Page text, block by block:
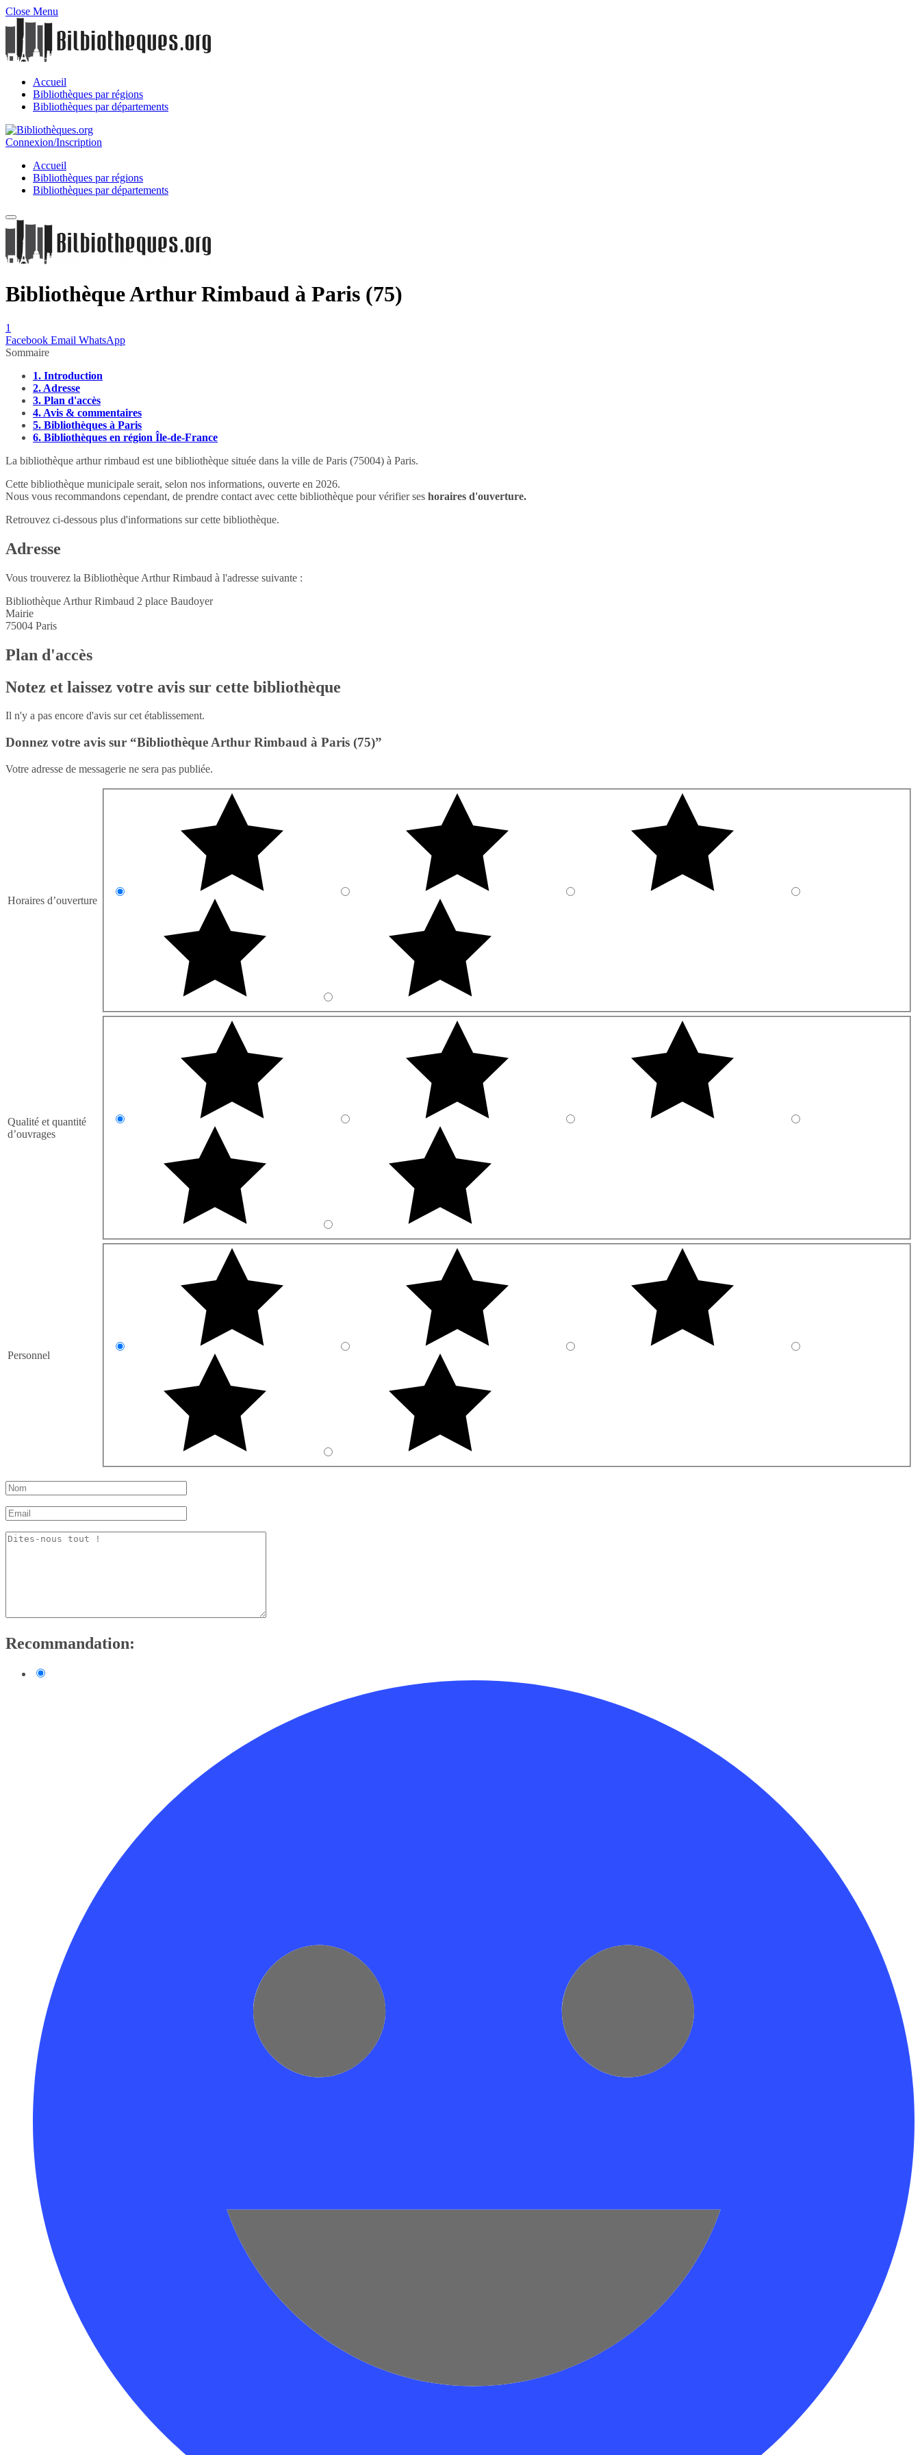
Close Menu
Accueil
Bibliothèques par régions
Bibliothèques par départements
Connexion/Inscription
Accueil
Bibliothèques par régions
Bibliothèques par départements
Bibliothèque Arthur Rimbaud à Paris (75)
1
Facebook Email WhatsApp
Sommaire
1. Introduction
2. Adresse
3. Plan d'accès
4. Avis & commentaires
5. Bibliothèques à Paris
6. Bibliothèques en région Île-de-France
La bibliothèque arthur rimbaud est une bibliothèque située dans la ville de Paris (75004) à Paris.
Cette bibliothèque municipale serait, selon nos informations, ouverte en 2026.
Nous vous recommandons cependant, de prendre contact avec cette bibliothèque pour vérifier ses horaires d'ouverture.
Retrouvez ci-dessous plus d'informations sur cette bibliothèque.
Adresse
Vous trouverez la Bibliothèque Arthur Rimbaud à l'adresse suivante :
Bibliothèque Arthur Rimbaud 2 place Baudoyer
Mairie
75004 Paris
Plan d'accès
Notez et laissez votre avis sur cette bibliothèque
Il n'y a pas encore d'avis sur cet établissement.
Donnez votre avis sur “Bibliothèque Arthur Rimbaud à Paris (75)”
Votre adresse de messagerie ne sera pas publiée.
Horaires d’ouverture
Qualité et quantité
d’ouvrages
Personnel
Recommandation: